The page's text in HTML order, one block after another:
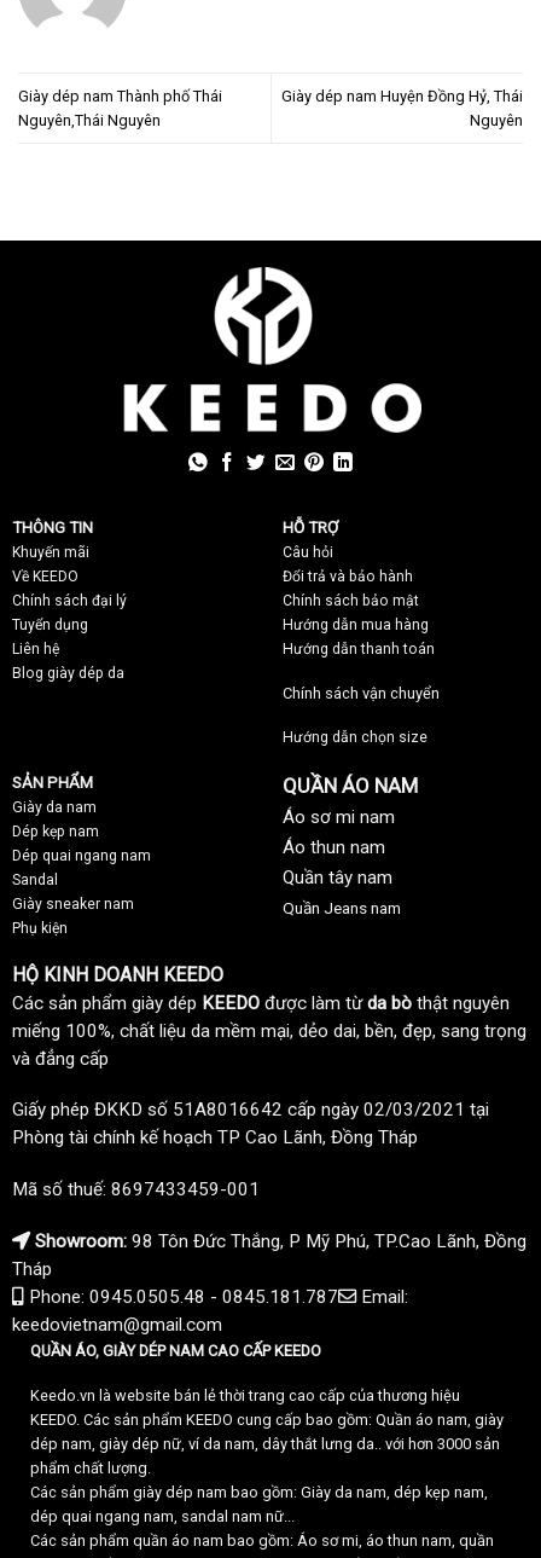
Giày dép nam Thành phố Thái
Nguyên,Thái Nguyên
Giày dép nam Huyện Đồng Hỷ, Thái
Nguyên
THÔNG TIN
Khuyến mãi
Về KEEDO
Chính sách đại lý
Tuyển dụng
Liên hệ
Blog giày dép da
HỖ TRỢ
Câu hỏi
Đổi trả và bảo hành
Chính sách bảo mật
Hướng dẫn mua hàng
Hướng dẫn thanh toán
Chính sách vận chuyển
Hướng dẫn chọn size
SẢN PHẨM
Giày da nam
Dép kẹp nam
Dép quai ngang nam
Sandal
Giày sneaker nam
Phụ kiện
QUẦN ÁO NAM
Áo sơ mi nam
Áo thun nam
Quần tây nam
Quần Jeans nam
HỘ KINH DOANH KEEDO
Các sản phẩm giày dép KEEDO được làm từda bò thật nguyên
miếng 100%, chất liệu da mềm mại, dẻo dai, bền, đẹp, sang trọng
và đẳng cấp
Giấy phép ĐKKD số 51A8016642 cấp ngày 02/03/2021 tại
Phòng tài chính kế hoạch TP Cao Lãnh, Đồng Tháp
Mã số thuế: 8697433459-001
Showroom: 98 Tôn Đức Thắng, P Mỹ Phú, TP.Cao Lãnh, Đồng
Tháp
Phone: 0945.0505.48 - 0845.181.787
Email:
keedovietnam@gmail.com
QUẦN ÁO, GIÀY DÉP NAM CAO CẤP KEEDO
Keedo.vn là website bán lẻ thời trang cao cấp của thương hiệu
KEEDO. Các sản phẩm KEEDO cung cấp bao gồm: Quần áo nam, giày
dép nam, giày dép nữ, ví da nam, dây thắt lưng da.. với hơn 3000 sản
phẩm chất lượng.
Các sản phẩm giày dép nam bao gồm: Giày da nam, dép kẹp nam,
dép quai ngang nam, sandal nam nữ...
Các sản phẩm quần áo nam bao gồm: Áo sơ mi, áo thun nam, quần